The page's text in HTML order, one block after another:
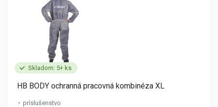
Skladom: 5+ ks
HB BODY ochranná pracovná kombinéza XL
príslušenstvo